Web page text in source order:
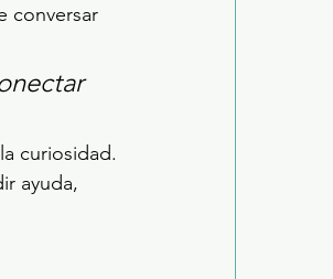
conversar
curiosidad.
ayuda,